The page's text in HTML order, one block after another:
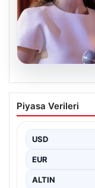
‘Yeraltı’
Piyasa Verileri
USD
EUR
ALTIN